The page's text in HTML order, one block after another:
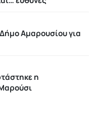
Αμαρουσίου για
η